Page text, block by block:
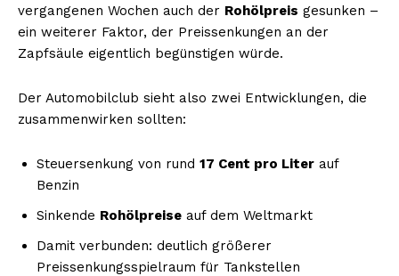
vergangenen Wochen auch der Rohölpreis gesunken –
ein weiterer Faktor, der Preissenkungen an der
Zapfsäule eigentlich begünstigen würde.
Der Automobilclub sieht also zwei Entwicklungen, die
zusammenwirken sollten:
Steuersenkung von rund 17 Cent pro Liter auf
Benzin
Sinkende Rohölpreise auf dem Weltmarkt
Damit verbunden: deutlich größerer
Preissenkungsspielraum für Tankstellen